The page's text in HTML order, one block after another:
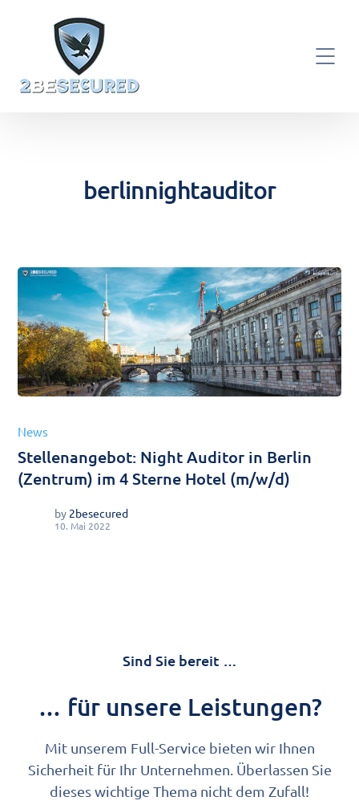
berlinnightauditor
News
Stellenangebot: Night Auditor in Berlin
(Zentrum) im 4 Sterne Hotel (m/w/d)
by 2besecured
10. Mai 2022
Sind Sie bereit …
… für unsere Leistungen?
Mit unserem Full-Service bieten wir Ihnen
Sicherheit für Ihr Unternehmen. Überlassen Sie
dieses wichtige Thema nicht dem Zufall!